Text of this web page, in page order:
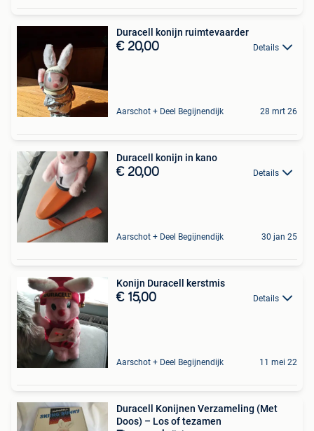
Duracell konijn ruimtevaarder
€ 20,00 Details
Aarschot + Deel Begijnendijk 28 mrt 26
Duracell konijn in kano
€ 20,00 Details
Aarschot + Deel Begijnendijk 30 jan 25
Konijn Duracell kerstmis
€ 15,00 Details
Aarschot + Deel Begijnendijk 11 mei 22
Duracell Konijnen Verzameling (Met
Doos) – Los of tezamen